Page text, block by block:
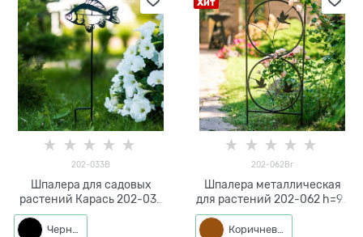
202-033B
Шпалера для садовых
растений Карась 202-033
h=50 см
Черный
202-062Br
Шпалера металлическая
для растений 202-062 h=95
см
Коричневый